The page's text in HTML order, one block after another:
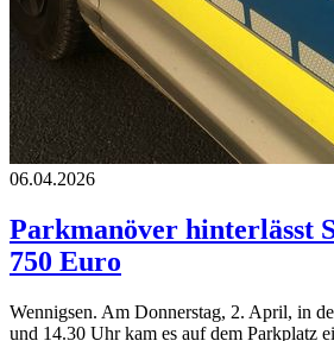
06.04.2026
Parkmanöver hinterlässt
750 Euro
Wennigsen. Am Donnerstag, 2. April, in
und 14.30 Uhr kam es auf dem Parkplatz